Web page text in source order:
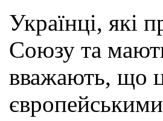
Українці, які
Союзу та
вважають, що